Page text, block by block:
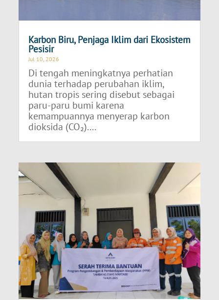
Karbon Biru, Penjaga Iklim dari Ekosistem
Pesisir
Jul 10, 2026
Di tengah meningkatnya perhatian
dunia terhadap perubahan iklim,
hutan tropis sering disebut sebagai
paru-paru bumi karena
kemampuannya menyerap karbon
dioksida (CO₂)....